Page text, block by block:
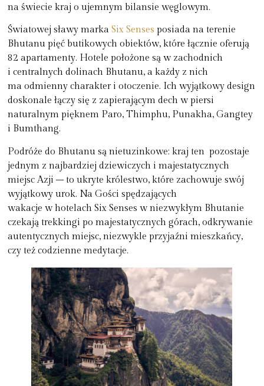
na świecie kraj o ujemnym bilansie węglowym.
Światowej sławy markaSix Senses posiada na terenie
Bhutanu pięć butikowych obiektów, które łącznie oferują
82 apartamenty. Hotele położone są w zachodnich
i centralnych dolinach Bhutanu, a każdy z nich
ma odmienny charakter i otoczenie. Ich wyjątkowy design
doskonale łączy się z zapierającym dech w piersi
naturalnym pięknem Paro, Thimphu, Punakha, Gangtey
i Bumthang.
Podróże do Bhutanu są nietuzinkowe: kraj ten pozostaje
jednym z najbardziej dziewiczych i majestatycznych
miejsc Azji – to ukryte królestwo, które zachowuje swój
wyjątkowy urok. Na Gości spędzających
wakacje w hotelach Six Senses w niezwykłym Bhutanie
czekają trekkingi po majestatycznych górach, odkrywanie
autentycznych miejsc, niezwykle przyjaźni mieszkańcy,
czy też codzienne medytacje.